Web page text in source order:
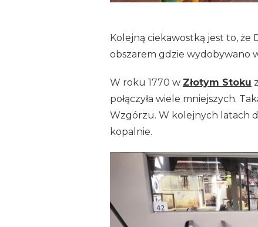
Kolejną ciekawostką jest to, że
obszarem gdzie wydobywano
W roku 1770 w Złotym Stoku
połączyła wiele mniejszych.
Wzgórzu. W kolejnych latach
kopalnie.